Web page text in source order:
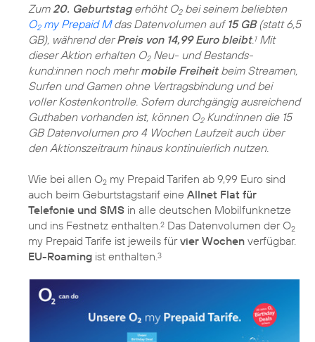
Zum 20. Geburtstagerhöht O2bei seinem beliebten
O2my Prepaid Mdas Datenvolumen auf 15 GB(statt 6,5
GB), während derPreis von 14,99 Euro bleibt. 1Mit
dieser Aktion erhalten O2Neu- und Bestands­
kund:innen noch mehrmobile Freiheitbeim Streamen,
Surfen und Gamen ohne Vertragsbindung und bei
voller Kostenkontrolle. Sofern durchgängig ausreichend
Guthaben vorhanden ist, können O2Kund:innen die 15
GB Datenvolumen pro 4 Wochen Laufzeit auch über
den Aktionszeitraum hinaus kontinuierlich nutzen.
Wie bei allen O2 my Prepaid Tarifen ab 9,99 Euro sind
auch beim Geburtstagstarif eine Allnet Flat für
Telefonie und SMS in alle deutschen Mobilfunknetze
und ins Festnetz enthalten. 2 Das Datenvolumen der O2
my Prepaid Tarife ist jeweils fürvier Wochen verfügbar.
EU-Roaming ist enthalten. 3